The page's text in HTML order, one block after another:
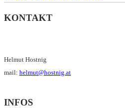
KONTAKT
Helmut Hostnig
mail: helmut@hostnig.at
INFOS